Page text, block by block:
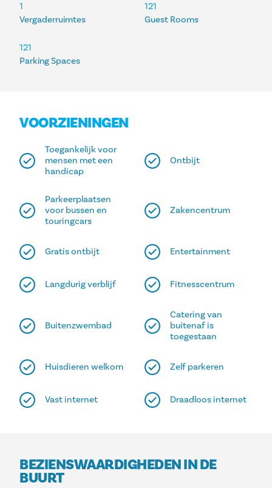
Vergaderruimtes
1
Guest Rooms
121
Parking Spaces
121
VOORZIENINGEN
Toegankelijk voor
mensen met een
handicap
Ontbijt
Parkeerplaatsen
voor bussen en
touringcars
Zakencentrum
Gratis ontbijt Entertainment
Langdurig verblijf Fitnesscentrum
Buitenzwembad
Catering van
buitenaf is
toegestaan
Huisdieren welkom Zelf parkeren
Vast internet Draadloos internet
BEZIENSWAARDIGHEDEN IN DE
BUURT